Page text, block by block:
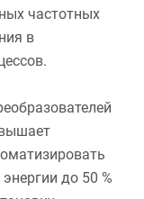
частотных
в
до 50 %